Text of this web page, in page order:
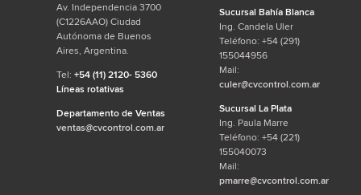
Av. Independencia 3700
(C1226AAO) Ciudad
Autónoma de Buenos
Aires, Argentina.
Tel: +54 (11) 2120- 5360
Líneas rotativas
Departamento de Ventas
ventas@cvcontrol.com.ar
Sucursal Bahía Blanca
Ing. Candela Uler
Teléfono: +54 (291)
155044956
Mail:
culer@cvcontrol.com.ar
Sucursal La Plata
Ing. Paula Marre
Teléfono: +54 (221)
155040073
Mail:
pmarre@cvcontrol.com.ar